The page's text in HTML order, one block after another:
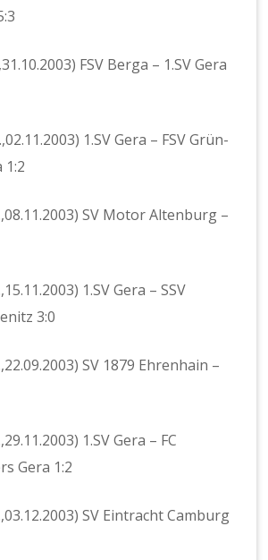
FSV Berga – 1.SV Gera
1.SV Gera – FSV Grün-
1:2
SV Motor Altenburg –
1.SV Gera – SSV
3:0
SV 1879 Ehrenhain –
1.SV Gera – FC
Gera 1:2
SV Eintracht Camburg